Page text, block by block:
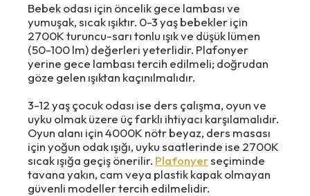
Bebek odası için öncelik gece lambası ve
yumuşak, sıcak ışıktır. 0-3 yaş bebekler için
2700K turuncu-sarı tonlu ışık ve düşük lümen
(50-100 lm) değerleri yeterlidir. Plafonyer
yerine gece lambası tercih edilmeli; doğrudan
göze gelen ışıktan kaçınılmalıdır.
3-12 yaş çocuk odası ise ders çalışma, oyun ve
uyku olmak üzere üç farklı ihtiyacı karşılamalıdır.
Oyun alanı için 4000K nötr beyaz, ders masası
için yoğun odak ışığı, uyku saatlerinde ise 2700K
sıcak ışığa geçiş önerilir. Plafonyerseçiminde
tavana yakın, cam veya plastik kapak olmayan
güvenli modeller tercih edilmelidir.